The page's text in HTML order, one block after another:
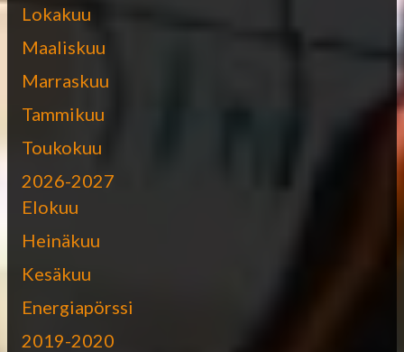
Lokakuu
Maaliskuu
Marraskuu
Tammikuu
Toukokuu
2026-2027
Elokuu
Heinäkuu
Kesäkuu
Energiapörssi
2019-2020